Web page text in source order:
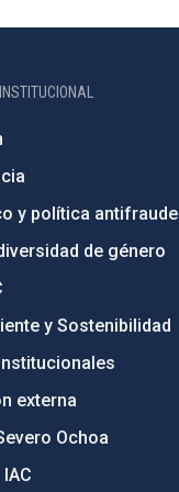
y política antifraude
de género
y Sostenibilidad
externa
Ochoa